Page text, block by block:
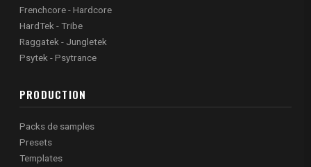
Frenchcore - Hardcore
HardTek - Tribe
Raggatek - Jungletek
Psytek - Psytrance
PRODUCTION
Packs de samples
Presets
Templates